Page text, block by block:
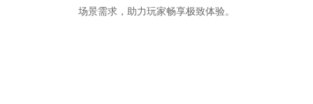
场景需求，助力玩家畅享极致体验。